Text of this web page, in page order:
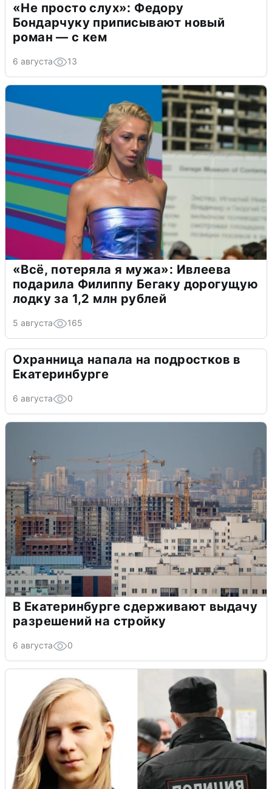
«Не просто слух»: Федору
Бондарчуку приписывают новый
роман — с кем
6 августа 13
«Всё, потеряла я мужа»: Ивлеева
подарила Филиппу Бегаку дорогущую
лодку за 1,2 млн рублей
5 августа 165
Охранница напала на подростков в
Екатеринбурге
6 августа 0
В Екатеринбурге сдерживают выдачу
разрешений на стройку
6 августа 0